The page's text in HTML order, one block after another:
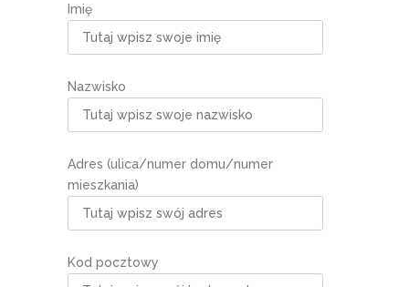
Imię
Nazwisko
Adres (ulica/numer domu/numer
mieszkania)
Kod pocztowy